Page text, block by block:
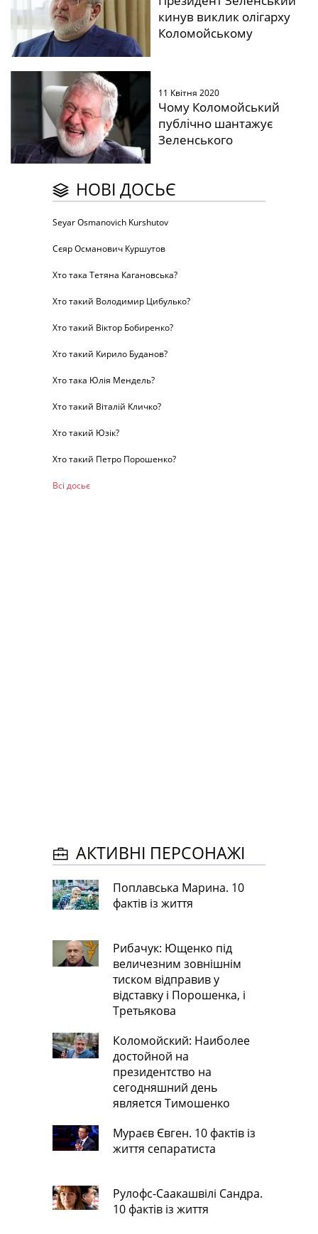
кинув виклик олігарху
Коломойському
11 Квітня 2020
Чому Коломойський
публічно шантажує
Зеленського
НОВІ ДОСЬЄ
Seyar Osmanovich Kurshutov
Сєяр Османович Куршутов
Хто така Тетяна Кагановська?
Хто такий Володимир Цибулько?
Хто такий Віктор Бобиренко?
Хто такий Кирило Буданов?
Хто така Юлія Мендель?
Хто такий Віталій Кличко?
Хто такий Юзік?
Хто такий Петро Порошенко?
Всі досьє
АКТИВНІ ПЕРСОНАЖІ
Поплавська Марина. 10
фактів із життя
Рибачук: Ющенко під
величезним зовнішнім
тиском відправив у
відставку і Порошенка, і
Третьякова
Коломойский: Наиболее
достойной на
президентство на
сегодняшний день
является Тимошенко
Мураєв Євген. 10 фактів із
життя сепаратиста
Рулофс-Саакашвілі Сандра.
10 фактів із життя